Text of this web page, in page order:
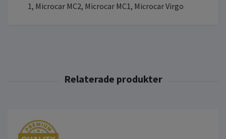
1, Microcar MC2, Microcar MC1, Microcar Virgo